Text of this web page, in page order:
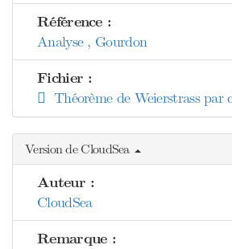
Référence :
Analyse , Gourdon
Fichier :
Théorème de Weierstrass par
Version de CloudSea
Auteur :
CloudSea
Remarque :